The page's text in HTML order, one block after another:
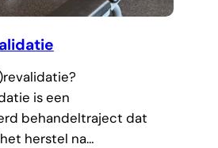
is een
behandeltraject dat
herstel na…